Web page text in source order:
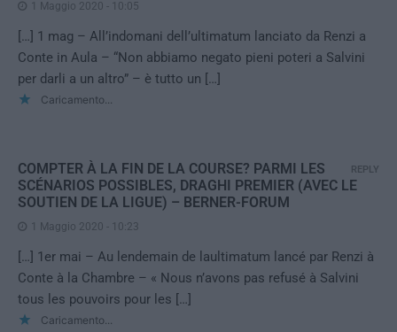
1 Maggio 2020 - 10:05
[…] 1 mag – All’indomani dell’ultimatum lanciato da Renzi a
Conte in Aula – “Non abbiamo negato pieni poteri a Salvini
per darli a un altro” – è tutto un […]
Caricamento...
COMPTER À LA FIN DE LA COURSE? PARMI LES
SCÉNARIOS POSSIBLES, DRAGHI PREMIER (AVEC LE
SOUTIEN DE LA LIGUE) – BERNER-FORUM
1 Maggio 2020 - 10:23
[…] 1er mai – Au lendemain de laultimatum lancé par Renzi à
Conte à la Chambre – « Nous n’avons pas refusé à Salvini
tous les pouvoirs pour les […]
Caricamento...
REPLY